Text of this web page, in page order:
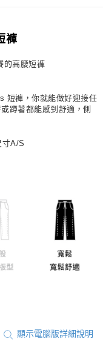
褲
的高腰短褲
短褲，你就能做好迎接任
蹲著都能感到舒適，側
寸A/S
顯示電腦版詳細說明